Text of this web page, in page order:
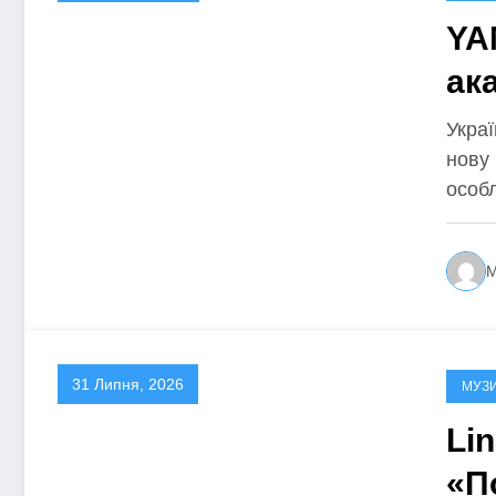
нову
31 Липня, 2026